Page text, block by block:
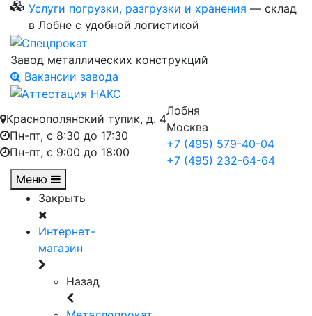
Услуги погрузки, разгрузки и хранения — склад
в Лобне с удобной логистикой
Завод металлических конструкций
Вакансии завода
Краснополянский тупик, д. 4
Пн-пт, с 8:30 до 17:30
Пн-пт, с 9:00 до 18:00
Лобня
Москва
+7 (495) 579-40-04
+7 (495) 232-64-64
Меню
Закрыть
Интернет-
магазин
Назад